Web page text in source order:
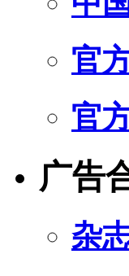
官
官
广告
杂